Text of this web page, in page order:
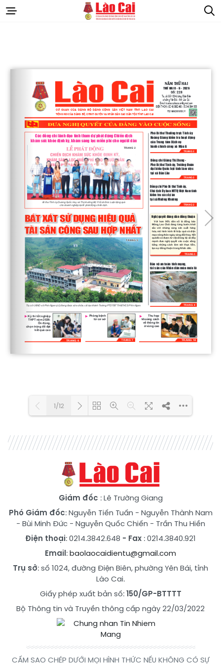
Loading PDF 100% ...
1/12
Giám đốc : Lê Trường Giang
Phó Giám đốc:Nguyễn Tiến Tuấn - Nguyễn Thành Nam
- Bùi Minh Đức- Nguyễn Quốc Chiến - Trần Thu Hiền
Điện thoại: 0214.3842.648 - Fax : 0214.3840.921
Email:baolaocaidientu@gmail.com
Trụ sở: số 1024, đường Điện Biên, phường Yên Bái, tỉnh
Lào Cai.
Giấy phép xuất bản số:150/GP-BTTTT
Bộ Thông tin và Truyền thông cấp ngày 22/03/2022
CẤM SAO CHÉP DƯỚI MỌI HÌNH THỨC NẾU KHÔNG CÓ SỰ